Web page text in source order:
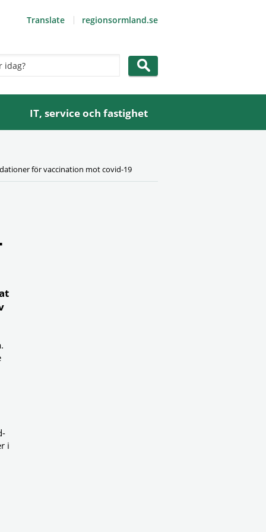
Translate regionsormland.se
IT, service och fastighet
för vaccination mot covid-19
i